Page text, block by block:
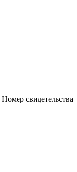
Номер свидетельства